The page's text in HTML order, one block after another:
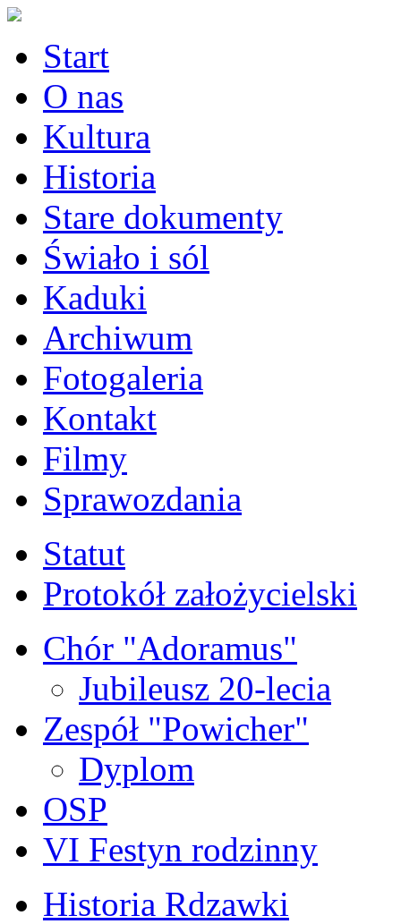
Start
O nas
Kultura
Historia
Stare dokumenty
Świało i sól
Kaduki
Archiwum
Fotogaleria
Kontakt
Filmy
Sprawozdania
Statut
Protokół założycielski
Chór "Adoramus"
Jubileusz 20-lecia
Zespół "Powicher"
Dyplom
OSP
VI Festyn rodzinny
Historia Rdzawki